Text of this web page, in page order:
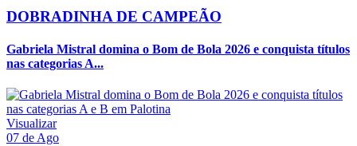
DOBRADINHA DE CAMPEÃO
Gabriela Mistral domina o Bom de Bola 2026 e conquista títulos
nas categorias A...
Visualizar
07 de Ago